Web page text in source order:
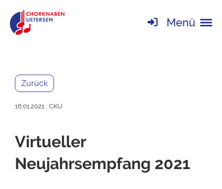
Menü
Zurück
16.01.2021 , CKU
Virtueller
Neujahrsempfang 2021